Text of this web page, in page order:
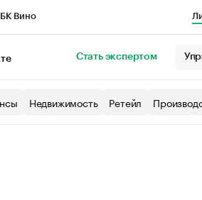
Вино
Стать экспертом
Недвижимость Ретейл